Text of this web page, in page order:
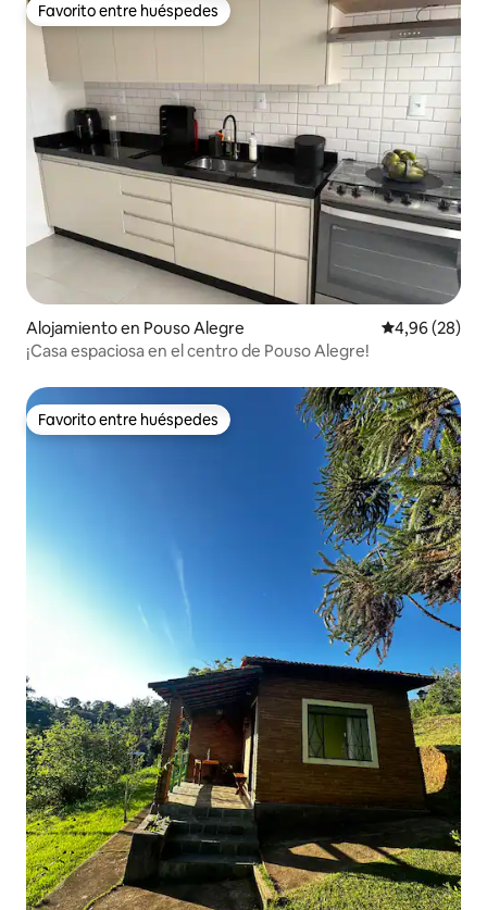
Favorito entre huéspedes
Favorito entre huéspedes
Alojamiento en Pouso Alegre Calificación
4,96 (28)
¡Casa espaciosa en el centro de Pouso Alegre!
Favorito entre huéspedes
Favorito entre huéspedes